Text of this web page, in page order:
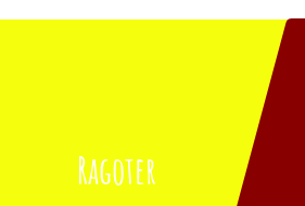
Ragoter